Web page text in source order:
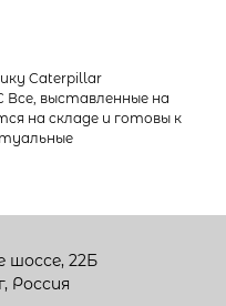
Caterpillar
выставленные на
на складе и готовы к
шоссе, 22Б
Россия